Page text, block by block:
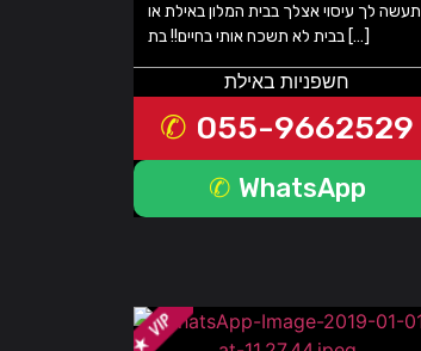
תעשה לך עיסוי אצלך בבית המלון באילת או
בבית לא תשכח אותי בחיים!! בת […]
חשפניות באילת
055-9662529
WhatsApp